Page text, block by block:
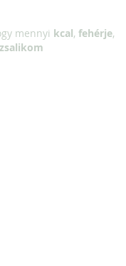
mennyi kcal, fehérje,